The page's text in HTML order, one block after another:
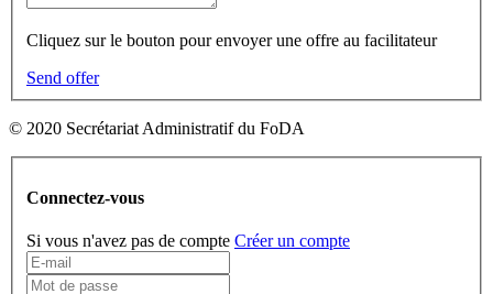
Cliquez sur le bouton pour envoyer une offre au facilitateur
Send offer
© 2020 Secrétariat Administratif du FoDA
Connectez-vous
Si vous n'avez pas de compte Créer un compte